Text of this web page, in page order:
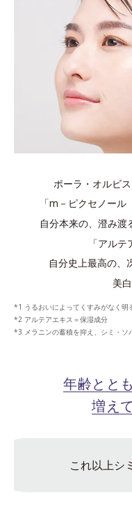
ポーラ・オルビ
「m－ピクセノール
自分本来の、澄み渡
「アル
自分史上最高の、
美白
うるおいによってくすみがなく明
アルテアエキス＝保湿成分
メラニンの蓄積を抑え、シミ・ソ
年齢とと
増え
これ以上シ